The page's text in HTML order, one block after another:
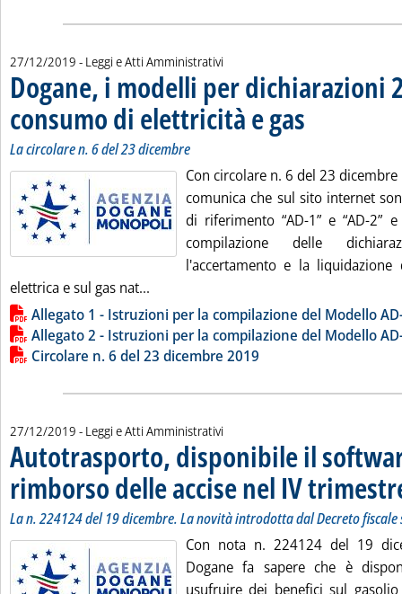
27/12/2019 - Leggi e Atti Amministrativi
Dogane, i modelli per dichiarazioni
consumo di elettricità e gas
La circolare n. 6 del 23 dicembre
Con circolare n. 6 del 23
comunica che sul sito internet
di riferimento “AD-1” e “AD-2”
compilazione delle
l'accertamento e la liquidazione
elettrica e sul gas nat...
Lista allegati PDF alla notizia
Allegato 1 - Istruzioni per la compilazione del Modello
Allegato 2 - Istruzioni per la compilazione del Modello
Circolare n. 6 del 23 dicembre 2019
27/12/2019 - Leggi e Atti Amministrativi
Autotrasporto, disponibile il
rimborso delle accise nel IV
La n. 224124 del 19 dicembre. La novità introdotta dal Decreto
Con nota n. 224124 del 19
Dogane fa sapere che è
usufruire dei benefici sul